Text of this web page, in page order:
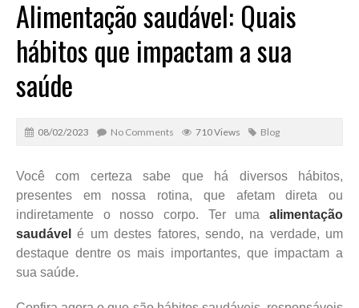
Alimentação saudável: Quais
hábitos que impactam a sua
saúde
08/02/2023 No Comments 710 Views Blog
Você com certeza sabe que há diversos hábitos,
presentes em nossa rotina, que afetam direta ou
indiretamente o nosso corpo. Ter uma alimentação
saudável
é um destes fatores, sendo, na verdade, um
destaque dentre os mais importantes, que impactam a
sua saúde.